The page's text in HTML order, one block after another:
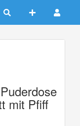
mit Pfiff